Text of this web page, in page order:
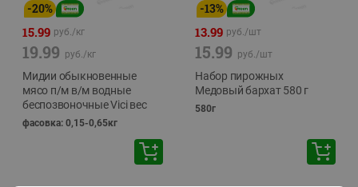
-20%
15.99 руб./кг
19.99 руб./кг
Мидии обыкновенные
мясо п/м в/м водные
беспозвоночные Vici вес
фасовка: 0,15-0,65кг
-13%
13.99 руб./шт
15.99 руб./шт
Набор пирожных
Медовый бархат 580 г
580г